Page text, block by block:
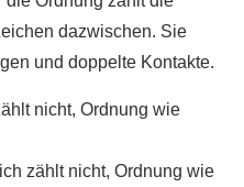
dazwischen. Sie
und doppelte Kontakte.
nicht, Ordnung wie
zählt nicht, Ordnung wie